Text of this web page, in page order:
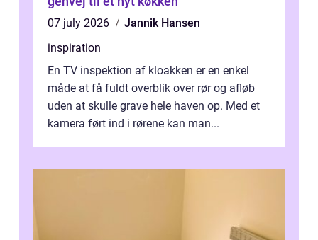
07 july 2026
Jannik Hansen
inspiration
En TV inspektion af kloakken er en enkel
måde at få fuldt overblik over rør og afløb
uden at skulle grave hele haven op. Med et
kamera ført ind i rørene kan man...